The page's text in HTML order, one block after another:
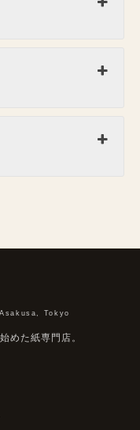
Tokyo
めた紙専門店。